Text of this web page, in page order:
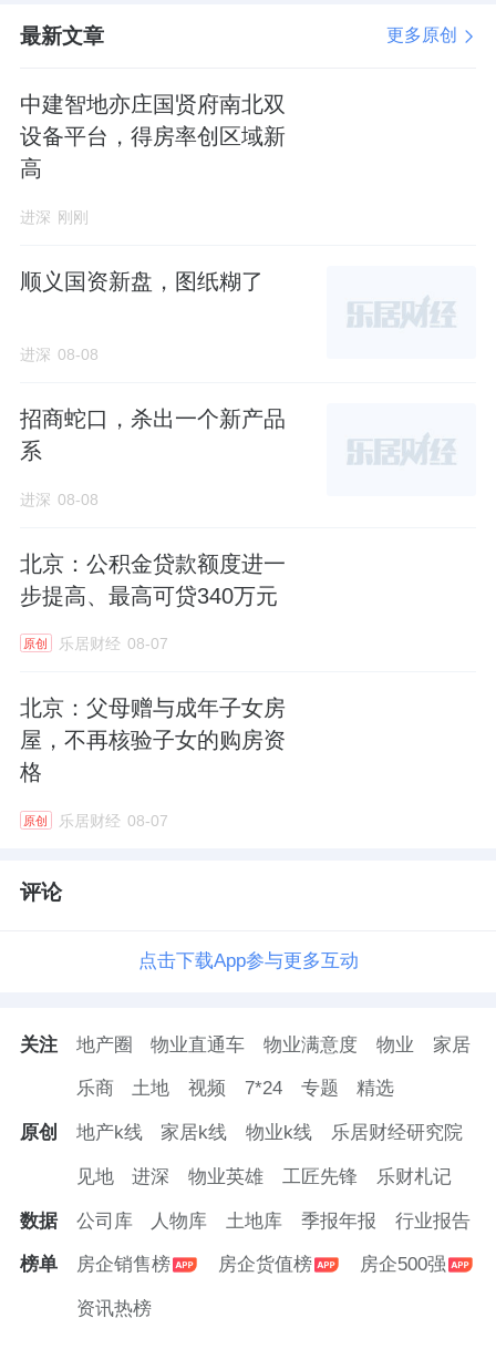
最新文章 更多原创
中建智地亦庄国贤府南北双
设备平台，得房率创区域新
高
进深 刚刚
顺义国资新盘，图纸糊了
进深 08-08
招商蛇口，杀出一个新产品
系
进深 08-08
北京：公积金贷款额度进一
步提高、最高可贷340万元
原创 乐居财经 08-07
北京：父母赠与成年子女房
屋，不再核验子女的购房资
格
原创 乐居财经 08-07
评论
点击下载App参与更多互动
关注 地产圈 物业直通车 物业满意度 物业 家居
乐商 土地 视频 7*24 专题 精选
原创 地产k线 家居k线 物业k线 乐居财经研究院
见地 进深 物业英雄 工匠先锋 乐财札记
数据 公司库 人物库 土地库 季报年报 行业报告
榜单 房企销售榜 房企货值榜 房企500强
资讯热榜